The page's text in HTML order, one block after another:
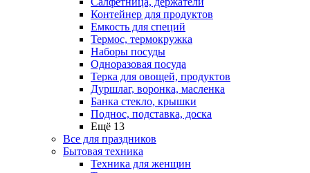
Контейнер для продуктов
Емкость для специй
Термос, термокружка
Наборы посуды
Одноразовая посуда
Терка для овощей, продуктов
Дуршлаг, воронка, масленка
Банка стекло, крышки
Поднос, подставка, доска
Ещё 13
Все для праздников
Бытовая техника
Техника для женщин